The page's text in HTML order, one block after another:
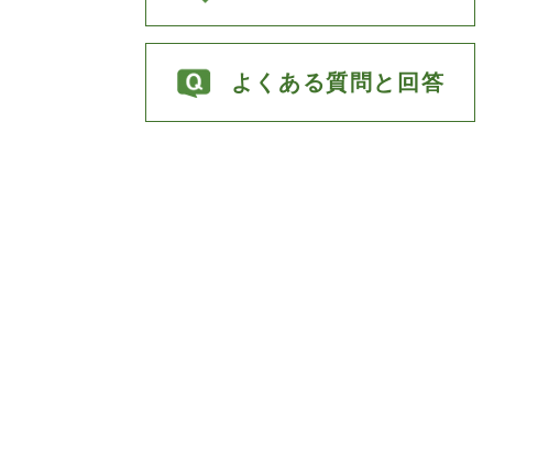
よくある質問と回答